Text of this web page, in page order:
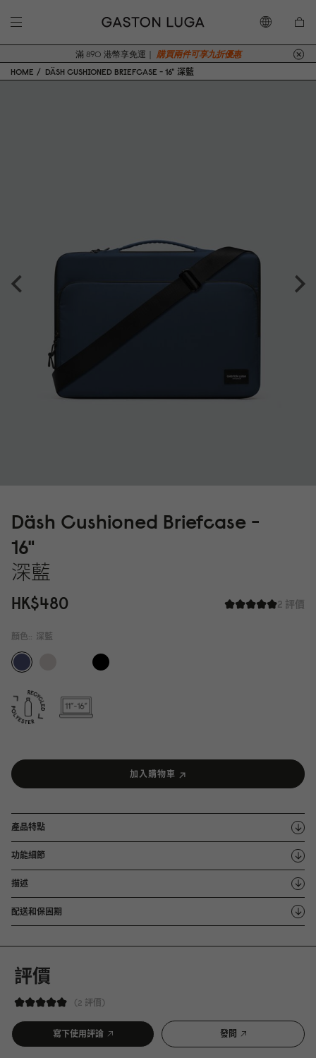
滿 890 港幣享免運｜ 購買兩件可享九折優惠
HOME
DÄSH CUSHIONED BRIEFCASE - 16" 深藍
Däsh Cushioned Briefcase -
16"
深藍
2 評價
HK$480
顏色:: 深藍
加入購物車
產品特點
功能細節
描述
配送和保固期
評價
2 評價
寫下使用評論 發問